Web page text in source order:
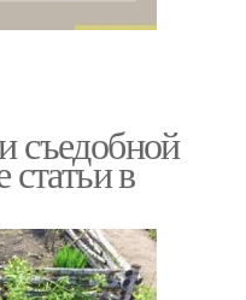
съедобной
в